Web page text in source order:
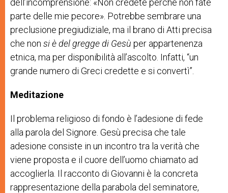
dell’incomprensione: «Non credete perché non fate
parte delle mie pecore». Potrebbe sembrare una
preclusione pregiudiziale, ma il brano di Atti precisa
che non siè del gregge di Gesù per appartenenza
etnica, ma per disponibilità all’ascolto. Infatti, “un
grande numero di Greci credette e si convertì”.
Meditazione
Il problema religioso di fondo è l’adesione di fede
alla parola del Signore. Gesù precisa che tale
adesione consiste in un incontro tra la verità che
viene proposta e il cuore dell’uomo chiamato ad
accoglierla. Il racconto di Giovanni è la concreta
rappresentazione della parabola del seminatore,